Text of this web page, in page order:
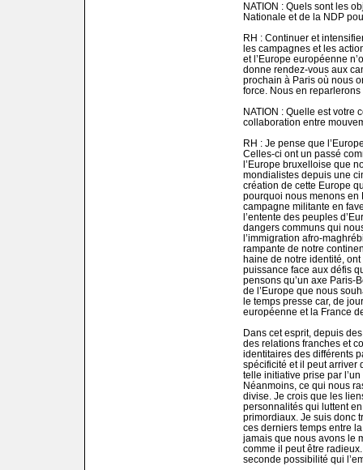
NATION : Quels sont les
Nationale et de la NDP
RH : Continuer et
les campagnes et les
et l’Europe européenne
donne rendez-vous aux
prochain à Paris où nous
force. Nous en
NATION : Quelle est votre
collaboration entre
RH : Je pense que
Celles-ci ont un passé
l’Europe bruxelloise que
mondialistes depuis une
création de cette Europe
pourquoi nous menons en
campagne militante en
l’entente des peuples
dangers communs qui
l’immigration afro-
rampante de notre
haine de notre identité,
puissance face aux défis
pensons qu’un axe Paris-
de l’Europe que nous
le temps presse car, de
européenne et la France
Dans cet esprit, depuis
des relations franches et
identitaires des différents
spécificité et il peut arriver
telle initiative prise par
Néanmoins, ce qui nous
divise. Je crois que les
personnalités qui luttent
primordiaux. Je suis donc
ces derniers temps entre
jamais que nous avons le
comme il peut être
seconde possibilité qui